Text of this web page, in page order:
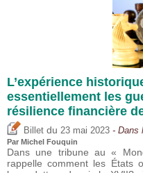
L’expérience
essentiellement les
résilience financière
Billet du 23 mai 2023 - Dans
Par Michel Fouquin
Dans une tribune au «
rappelle comment les États